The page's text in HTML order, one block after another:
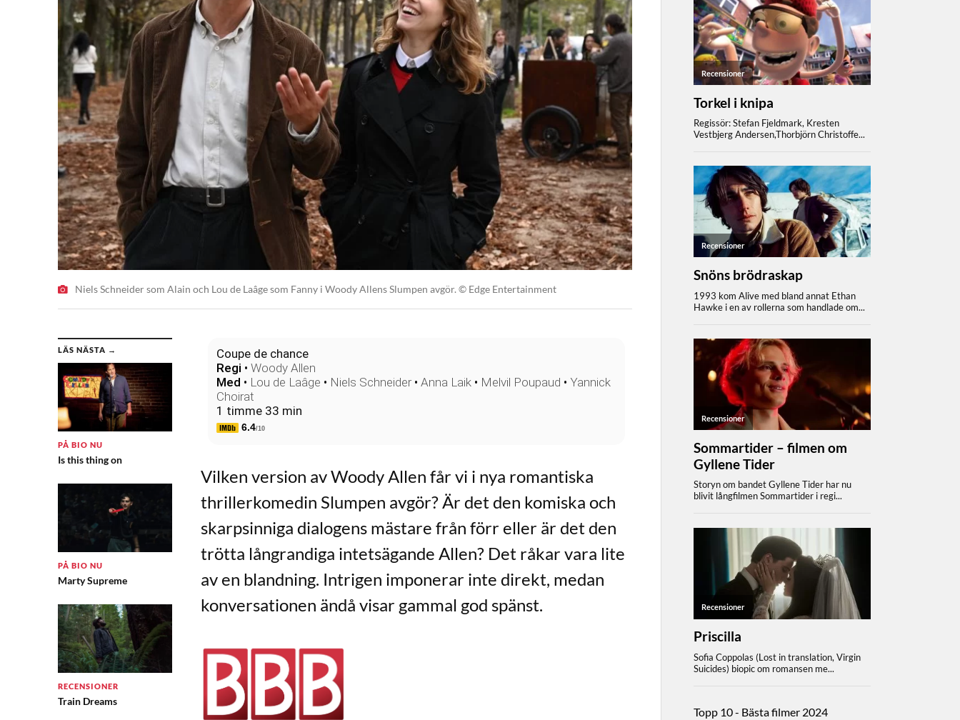
Niels Schneider som Alain och Lou de Laâge som Fanny i Woody Allens Slumpen avgör. © Edge Entertainment
LÄS NÄSTA →
PÅ BIO NU
Is this thing on
PÅ BIO NU
Marty Supreme
RECENSIONER
Train Dreams
Coupe de chance
Regi • Woody Allen
Med • Lou de Laâge • Niels Schneider• Anna Laik• Melvil Poupaud • Yannick
Choirat
1 timme 33 min
6.4/10
Vilken version av Woody Allen får vi i nya romantiska
thrillerkomedin Slumpen avgör? Är det den komiska och
skarpsinniga dialogens mästare från förr eller är det den
trötta långrandiga intetsägande Allen? Det råkar vara lite
av en blandning. Intrigen imponerar inte direkt, medan
konversationen ändå visar gammal god spänst.
Topp 10 - Bästa filmer 2024